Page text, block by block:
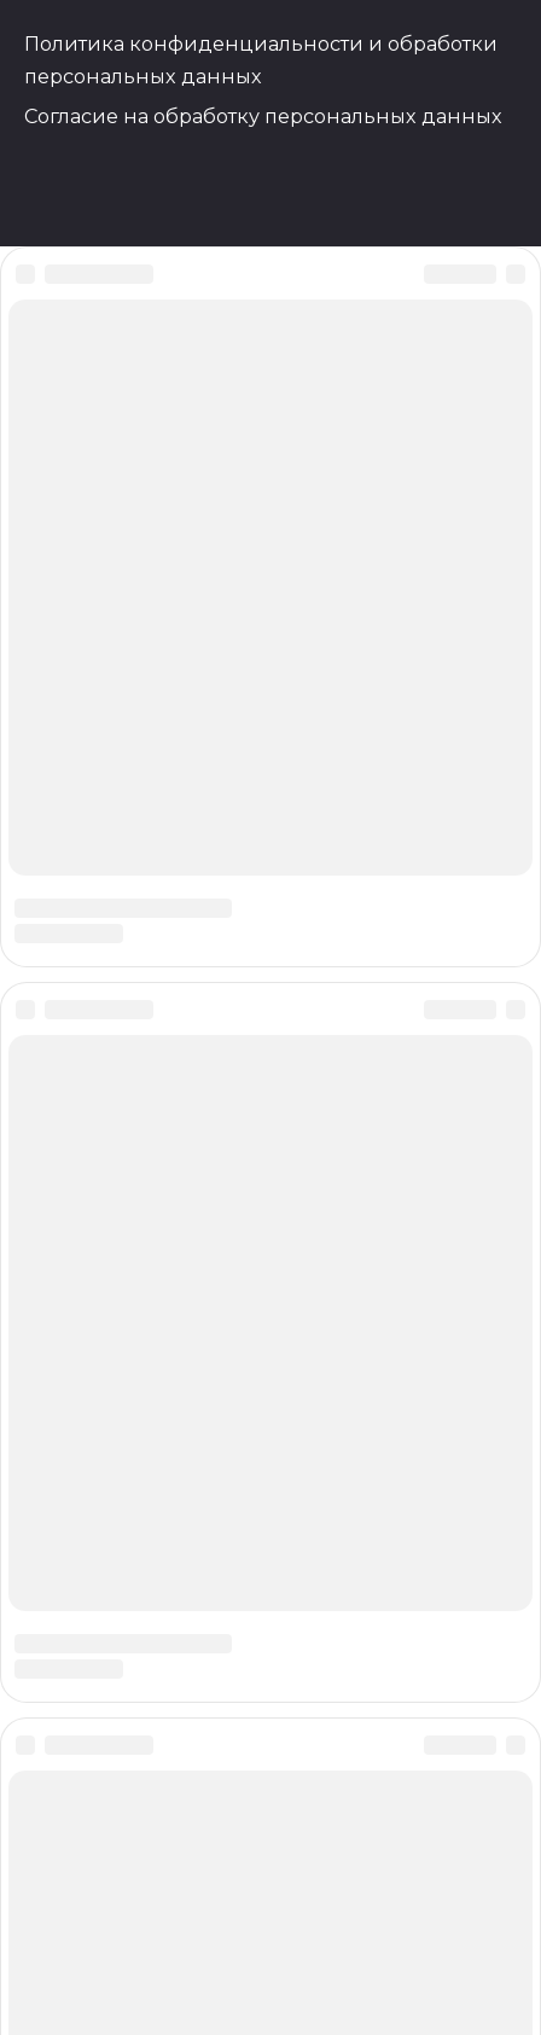
Политика конфиденциальности и обработки
персональных данных
Согласие на обработку персональных данных